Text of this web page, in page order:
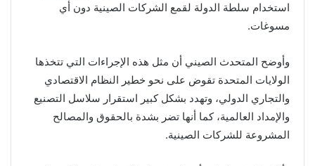
استخدام سلطة الدولة لقمع الشركات الصينية دون أي
مسوغات.
وأوضح المتحدث الصيني أن مثل هذه الإجراءات التي تتخذها
الولايات المتحدة تقوض على نحو خطير النظام الاقتصادي
والتجاري الدولي، وتهدد بشكل كبير استقرار سلاسل التصنيع
والإمداد العالمية، كما أنها تضر بشدة بالحقوق والمصالح
المشروعة للشركات الصينية.